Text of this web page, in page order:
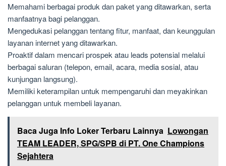
Memahami berbagai produk dan paket yang ditawarkan, serta
manfaatnya bagi pelanggan.
Mengedukasi pelanggan tentang fitur, manfaat, dan keunggulan
layanan internet yang ditawarkan.
Proaktif dalam mencari prospek atau leads potensial melalui
berbagai saluran (telepon, email, acara, media sosial, atau
kunjungan langsung).
Memiliki keterampilan untuk mempengaruhi dan meyakinkan
pelanggan untuk membeli layanan.
Baca Juga Info Loker Terbaru Lainnya Lowongan
TEAM LEADER, SPG/SPB di PT. One Champions
Sejahtera